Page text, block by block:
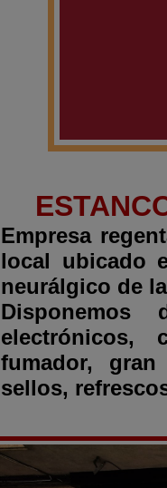
Empresa
local ubicado
neurálgico de
electrónicos,
fumador,
sellos,